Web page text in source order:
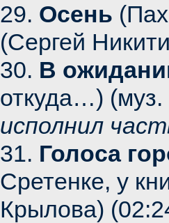
29. Осень
(Сергей
30. В
откуда…) (муз.
исполнил
31. Голоса
Сретенке, у
Крылова)